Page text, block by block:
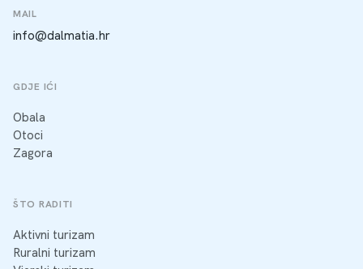
MAIL
info@dalmatia.hr
GDJE IĆI
Obala
Otoci
Zagora
ŠTO RADITI
Aktivni turizam
Ruralni turizam